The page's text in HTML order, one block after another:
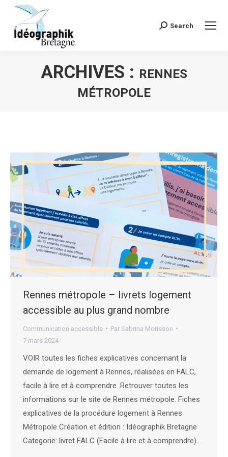
Recherche
Search
ARCHIVES : RENNES
MÉTROPOLE
Rennes métropole – livrets logement
accessible au plus grand nombre
Communication accessible Par Sabrina Morisson
7 mars 2024
VOIR toutes les fiches explicatives concernant la
demande de logement à Rennes, réalisées en FALC,
facile à lire et à comprendre. Retrouver toutes les
informations sur le site de Rennes métropole. Fiches
explicatives de la procédure logement à Rennes
Métropole Création et édition : Idéographik Bretagne
Categorie: livret FALC (Facile à lire et à comprendre)…